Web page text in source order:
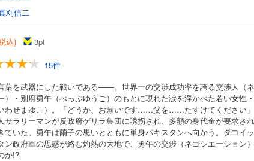
刈信二
込) 3pt
15件
葉を武器にした戦いである――。世界一の交渉成功率を誇る交渉人（
）・別府勇午（べっぷゆうご）のもとに現れた涙を浮かべた若い女性
わせまゆこ）。「どうか、お願いです……父を……たすけてください
サラリーマンが反政府ゲリラ集団に誘拐され、多額の身代金が要求さ
ていた。勇午は繭子の思いとともに単身パキスタンへ向かう。ダコイ
ン政府軍の思惑が絡む灼熱の大地で、勇午の交渉（ネゴシエーション
か!?